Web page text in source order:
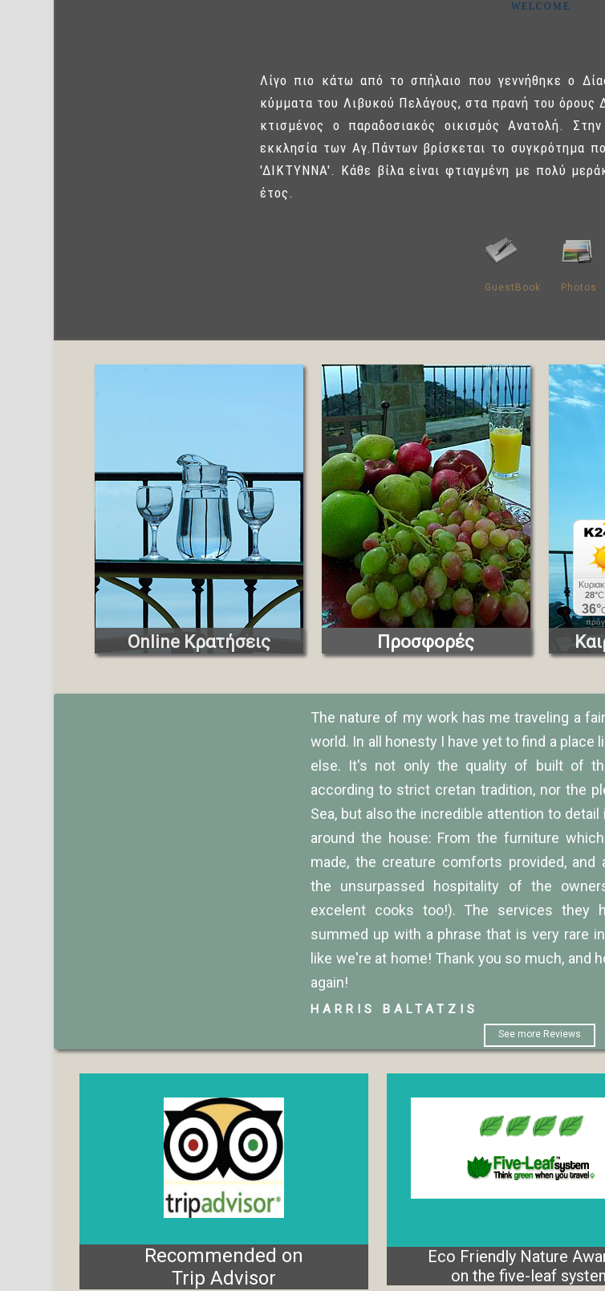
WELCOME
Λίγο πιο κάτω από το σπήλαιο που γεννήθηκε ο
κύμματα του Λιβυκού Πελάγους, στα πρανή του όρους
κτισμένος ο παραδοσιακός οικισμός Ανατολή.
εκκλησία των Αγ.Πάντων βρίσκεται το συγκρότημα
'ΔΙΚΤΥΝΝΑ'. Κάθε βίλα είναι φτιαγμένη με πολύ
έτος.
GuestBook Photos
Online Κρατήσεις Προσφορές
The nature of my work has me traveling a
world. In all honesty I have yet to find a place
else. It's not only the quality of built of
according to strict cretan tradition, nor the
Sea, but also the incredible attention to
around the house: From the furniture
made, the creature comforts provided, and
the unsurpassed hospitality of the
excelent cooks too!). The services they
summed up with a phrase that is very rare
like we're at home! Thank you so much, and
again!
HARRIS BALTATZIS
See more Reviews
Recommended on
Trip Advisor
Eco Friendly Nature
on the five-leaf